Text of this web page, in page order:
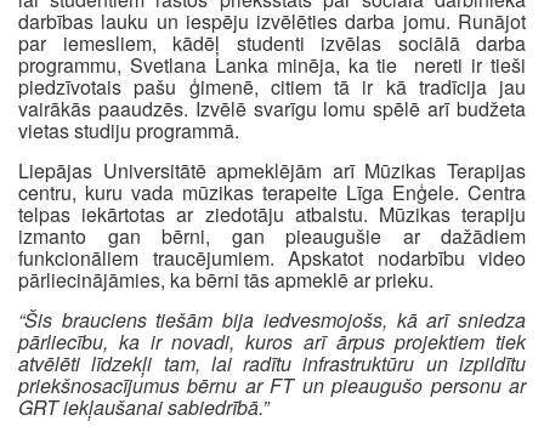
darbības lauku un iespēju izvēlēties darba jomu. Runājot
par iemesliem, kādēļ studenti izvēlas sociālā darba
programmu, Svetlana Lanka minēja, ka tie nereti ir tieši
piedzīvotais pašu ģimenē, citiem tā ir kā tradīcija jau
vairākās paaudzēs. Izvēlē svarīgu lomu spēlē arī budžeta
vietas studiju programmā.
Liepājas Universitātē apmeklējām arī Mūzikas Terapijas
centru, kuru vada mūzikas terapeite Līga Enģele. Centra
telpas iekārtotas ar ziedotāju atbalstu. Mūzikas terapiju
izmanto gan bērni, gan pieaugušie ar dažādiem
funkcionāliem traucējumiem. Apskatot nodarbību video
pārliecinājāmies, ka bērni tās apmeklē ar prieku.
“Šis brauciens tiešām bija iedvesmojošs, kā arī sniedza
pārliecību, ka ir novadi, kuros arī ārpus projektiem tiek
atvēlēti līdzekļi tam, lai radītu infrastruktūru un izpildītu
priekšnosacījumus bērnu ar FT un pieaugušo personu ar
GRT iekļaušanai sabiedrībā.”